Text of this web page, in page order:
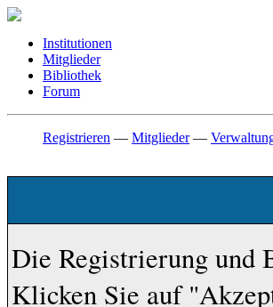
Institutionen
Mitglieder
Bibliothek
Forum
Registrieren — Mitglieder—
Die Registrierung und
Klicken Sie auf